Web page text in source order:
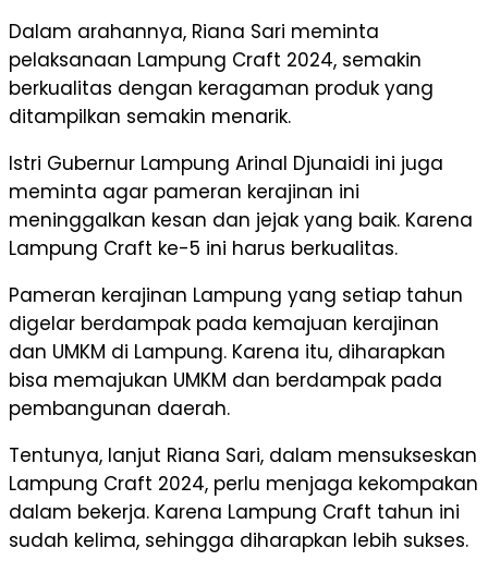
Dalam arahannya, Riana Sari meminta
pelaksanaan Lampung Craft 2024, semakin
berkualitas dengan keragaman produk yang
ditampilkan semakin menarik.
Istri Gubernur Lampung Arinal Djunaidi ini juga
meminta agar pameran kerajinan ini
meninggalkan kesan dan jejak yang baik. Karena
Lampung Craft ke-5 ini harus berkualitas.
Pameran kerajinan Lampung yang setiap tahun
digelar berdampak pada kemajuan kerajinan
dan UMKM di Lampung. Karena itu, diharapkan
bisa memajukan UMKM dan berdampak pada
pembangunan daerah.
Tentunya, lanjut Riana Sari, dalam mensukseskan
Lampung Craft 2024, perlu menjaga kekompakan
dalam bekerja. Karena Lampung Craft tahun ini
sudah kelima, sehingga diharapkan lebih sukses.